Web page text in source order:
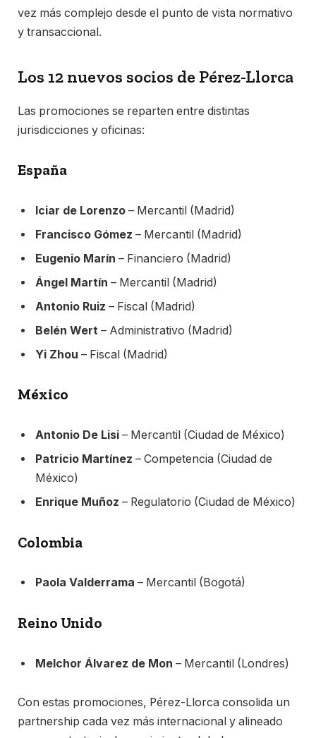
vez más complejo desde el punto de vista normativo
y transaccional.
Los 12 nuevos socios de Pérez-Llorca
Las promociones se reparten entre distintas
jurisdicciones y oficinas:
España
Iciar de Lorenzo – Mercantil (Madrid)
Francisco Gómez – Mercantil (Madrid)
Eugenio Marín – Financiero (Madrid)
Ángel Martín – Mercantil (Madrid)
Antonio Ruiz – Fiscal (Madrid)
Belén Wert – Administrativo (Madrid)
Yi Zhou – Fiscal (Madrid)
México
Antonio De Lisi – Mercantil (Ciudad de México)
Patricio Martínez – Competencia (Ciudad de
México)
Enrique Muñoz – Regulatorio (Ciudad de México)
Colombia
Paola Valderrama – Mercantil (Bogotá)
Reino Unido
Melchor Álvarez de Mon – Mercantil (Londres)
Con estas promociones, Pérez-Llorca consolida un
partnership cada vez más internacional y alineado